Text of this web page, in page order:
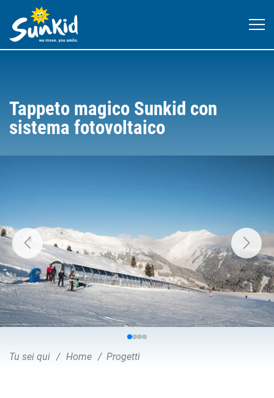
Tappeto magico Sunkid con
sistema fotovoltaico
Tu sei qui Home Progetti